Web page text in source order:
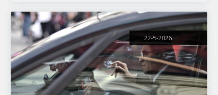
22-5-2026